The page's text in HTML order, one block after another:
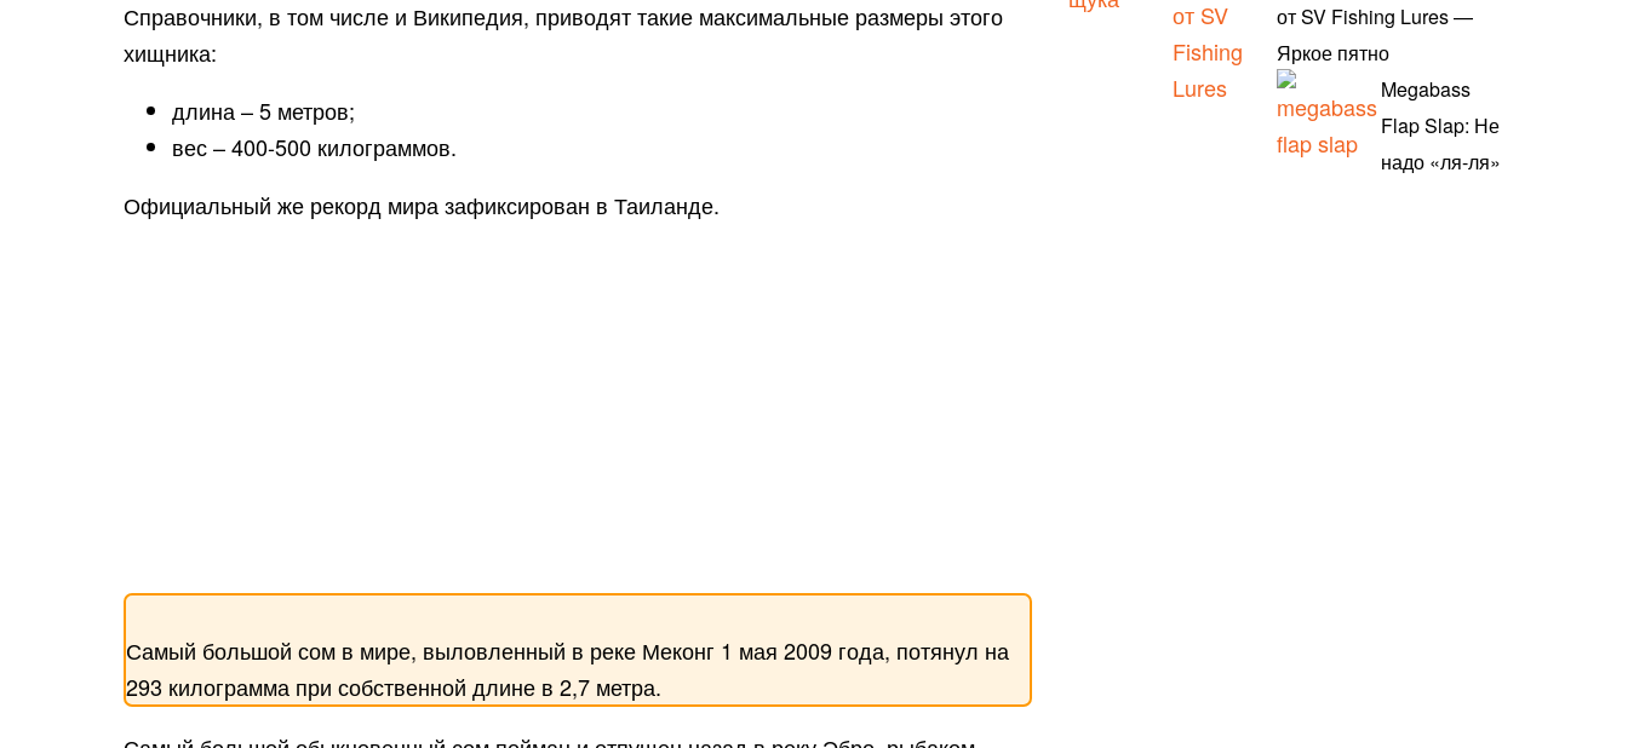
Справочники, в том числе и Википедия, приводят такие максимальные размеры этого
хищника:
длина – 5 метров;
вес – 400-500 килограммов.
Официальный же рекорд мира зафиксирован в Таиланде.
Самый большой сом в мире, выловленный в реке Меконг 1 мая 2009 года, потянул на
293 килограмма при собственной длине в 2,7 метра.
от SV Fishing Lures —
Яркое пятно
Megabass
Flap Slap: Не
надо «ля-ля»